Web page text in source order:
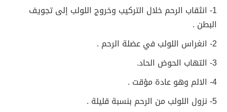
1- انثقاب الرحم خلال التركيب وخروج اللولب إلى تجويف
البطن .
2- انغراس اللولب في عضلة الرحم .
3- التهاب الحوض الحاد.
4- الالم وهو عادة مؤقت .
5- نزول اللولب من الرحم بنسبة قليلة .